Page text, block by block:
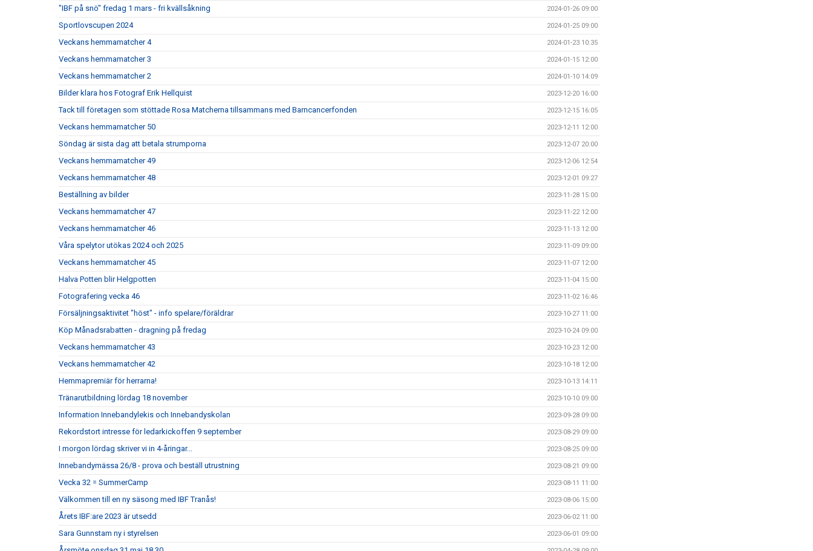
"IBF på snö" fredag 1 mars - fri kvällsåkning 2024-01-26 09:00
Sportlovscupen 2024 2024-01-25 09:00
Veckans hemmamatcher 4 2024-01-23 10:35
Veckans hemmamatcher 3 2024-01-15 12:00
Veckans hemmamatcher 2 2024-01-10 14:09
Bilder klara hos Fotograf Erik Hellquist 2023-12-20 16:00
Tack till företagen som stöttade Rosa Matcherna tillsammans med Barncancerfonden 2023-12-15 16:05
Veckans hemmamatcher 50 2023-12-11 12:00
Söndag är sista dag att betala strumporna 2023-12-07 20:00
Veckans hemmamatcher 49 2023-12-06 12:54
Veckans hemmamatcher 48 2023-12-01 09:27
Beställning av bilder 2023-11-28 15:00
Veckans hemmamatcher 47 2023-11-22 12:00
Veckans hemmamatcher 46 2023-11-13 12:00
Våra spelytor utökas 2024 och 2025 2023-11-09 09:00
Veckans hemmamatcher 45 2023-11-07 12:00
Halva Potten blir Helgpotten 2023-11-04 15:00
Fotografering vecka 46 2023-11-02 16:46
Försäljningsaktivitet "höst" - info spelare/föräldrar 2023-10-27 11:00
Köp Månadsrabatten - dragning på fredag 2023-10-24 09:00
Veckans hemmamatcher 43 2023-10-23 12:00
Veckans hemmamatcher 42 2023-10-18 12:00
Hemmapremiär för herrarna! 2023-10-13 14:11
Tränarutbildning lördag 18 november 2023-10-10 09:00
Information Innebandylekis och Innebandyskolan 2023-09-28 09:00
Rekordstort intresse för ledarkickoffen 9 september 2023-08-29 09:00
I morgon lördag skriver vi in 4-åringar... 2023-08-25 09:00
Innebandymässa 26/8 - prova och beställ utrustning 2023-08-21 09:00
Vecka 32 = SummerCamp 2023-08-11 11:00
Välkommen till en ny säsong med IBF Tranås! 2023-08-06 15:00
Årets IBF:are 2023 är utsedd 2023-06-02 11:00
Sara Gunnstam ny i styrelsen 2023-06-01 09:00